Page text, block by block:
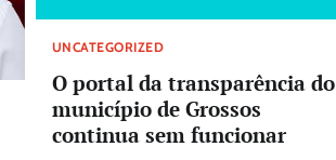
UNCATEGORIZED
O portal da transparência do
município de Grossos
continua sem funcionar